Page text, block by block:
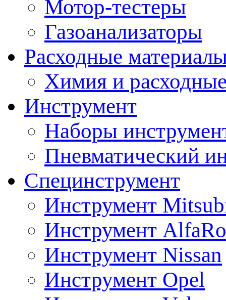
Мотор-тестеры
Газоанализаторы
Расходные
Химия и
Инструмент
Наборы
Пневматический
Специнструмент
Инструмент
Инструмент
Инструмент Nissan
Инструмент Opel